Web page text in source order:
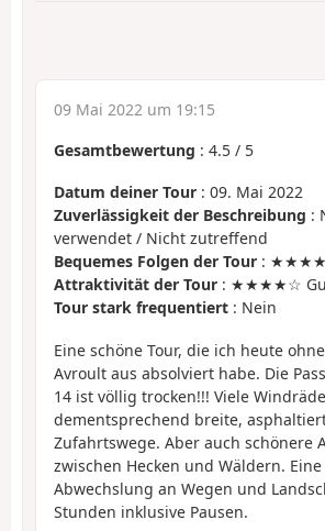
09 Mai 2022 um 19:15
Gesamtbewertung : 4.5 / 5
Datum deiner Tour : 09. Mai 2022
Zuverlässigkeit der Beschreibung :
verwendet / Nicht zutreffend
Bequemes Folgen der Tour :
Attraktivität der Tour : ★★★★☆
Tour stark frequentiert : Nein
Eine schöne Tour, die ich heute
Avroult aus absolviert habe. Die
14 ist völlig trocken!!! Viele
dementsprechend breite,
Zufahrtswege. Aber auch schönere
zwischen Hecken und Wäldern.
Abwechslung an Wegen und
Stunden inklusive Pausen.